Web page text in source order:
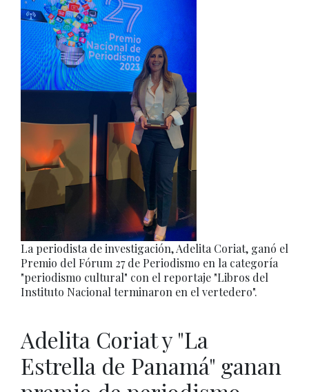
La periodista de investigación, Adelita Coriat, ganó el
Premio del Fórum 27 de Periodismo en la categoría
"periodismo cultural" con el reportaje "Libros del
Instituto Nacional terminaron en el vertedero".
Adelita Coriat y "La
Estrella de Panamá" ganan